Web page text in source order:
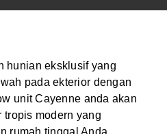
hunian eksklusif yang
pada ekterior dengan
unit Cayenne anda akan
tropis modern yang
rumah tinggal Anda